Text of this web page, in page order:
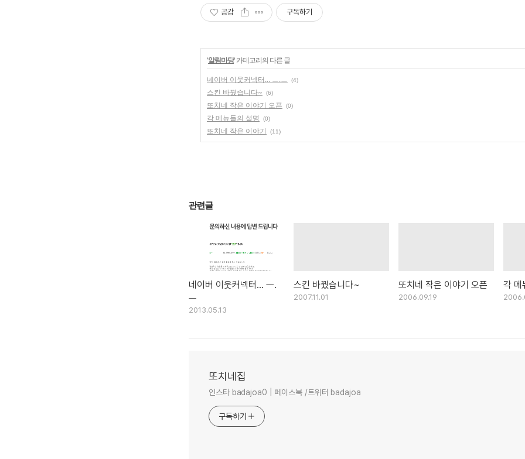
공감 구독하기
'알림마당' 카테고리의 다른 글
네이버 이웃커넥터... ㅡ.ㅡ (4)
스킨 바꿨습니다~ (6)
또치네 작은 이야기 오픈 (0)
각 메뉴들의 설명 (0)
또치네 작은 이야기 (11)
관련글
네이버 이웃커넥터... ㅡ.
ㅡ
2013.05.13
스킨 바꿨습니다~
2007.11.01
또치네 작은 이야기 오픈
2006.09.19
각 메
또치네집
인스타 badajoa0 | 페이스북 /트위터 badajoa
구독하기